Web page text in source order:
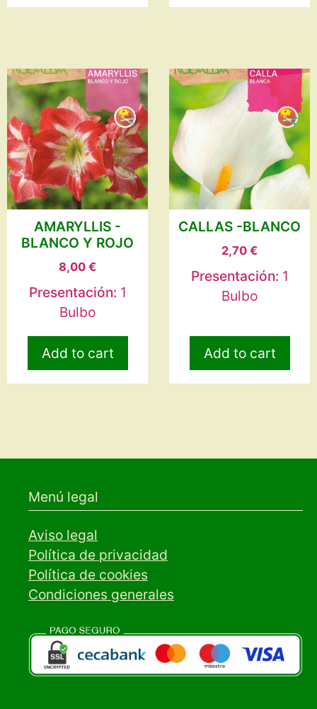
AMARYLLIS -
BLANCO Y ROJO
8,00 €
Presentación: 1
Bulbo
Add to cart
CALLAS -BLANCO
2,70 €
Presentación: 1
Bulbo
Add to cart
Menú legal
Aviso legal
Política de privacidad
Política de cookies
Condiciones generales